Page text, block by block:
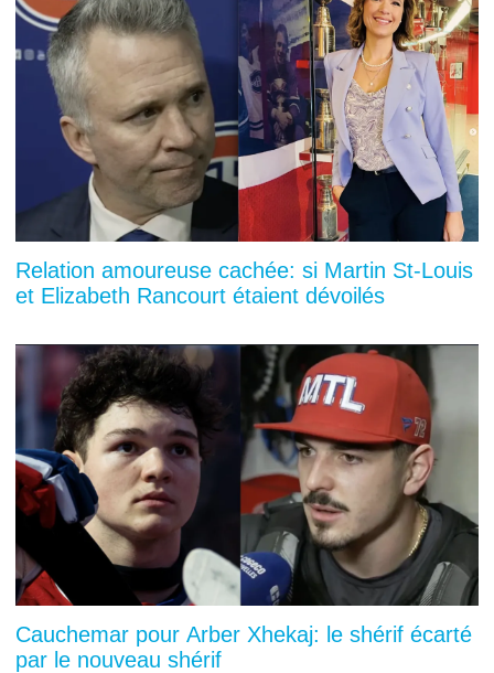
Relation amoureuse cachée: si Martin St-Louis
et Elizabeth Rancourt étaient dévoilés
Cauchemar pour Arber Xhekaj: le shérif écarté
par le nouveau shérif